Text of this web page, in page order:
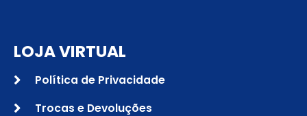
LOJA VIRTUAL
Política de Privacidade
Trocas e Devoluções